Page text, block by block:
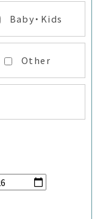
Baby・Kids
Other